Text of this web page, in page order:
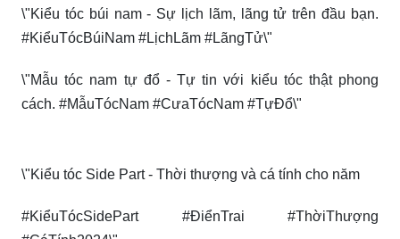
\"Kiểu tóc búi nam - Sự lịch lãm, lãng tử trên đầu bạn.
#KiểuTócBúiNam #LịchLãm #LãngTử\"
\"Mẫu tóc nam tự đổ - Tự tin với kiểu tóc thật phong
cách. #MẫuTócNam #CưaTócNam #TựĐổ\"